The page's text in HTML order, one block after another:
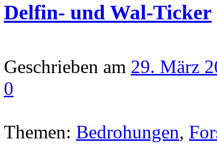
Delfin- und Wal-Ticker
Geschrieben am 29. März
0
Themen: Bedrohungen,